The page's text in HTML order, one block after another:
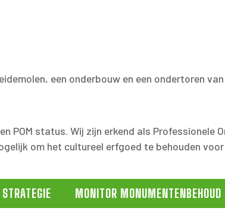
een onderbouw en een ondertoren
POM status. Wij zijn erkend als Professionele
om het cultureel erfgoed te behouden
MONITOR MONUMENTENBEHOUD